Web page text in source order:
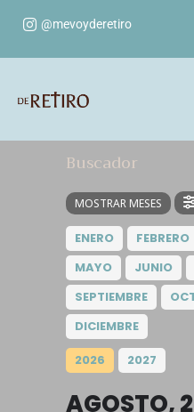
@mevoyderetiro
Buscador
MOSTRAR MESES
ENERO FEBRERO
MAYO
JUNIO
SEPTIEMBRE
DICIEMBRE
2026
2027
AGOSTO,